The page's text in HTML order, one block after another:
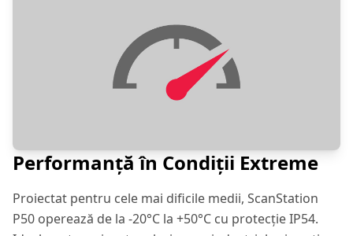
Performanță în Condiții Extreme
Proiectat pentru cele mai dificile medii, ScanStation
P50 operează de la -20°C la +50°C cu protecție IP54.